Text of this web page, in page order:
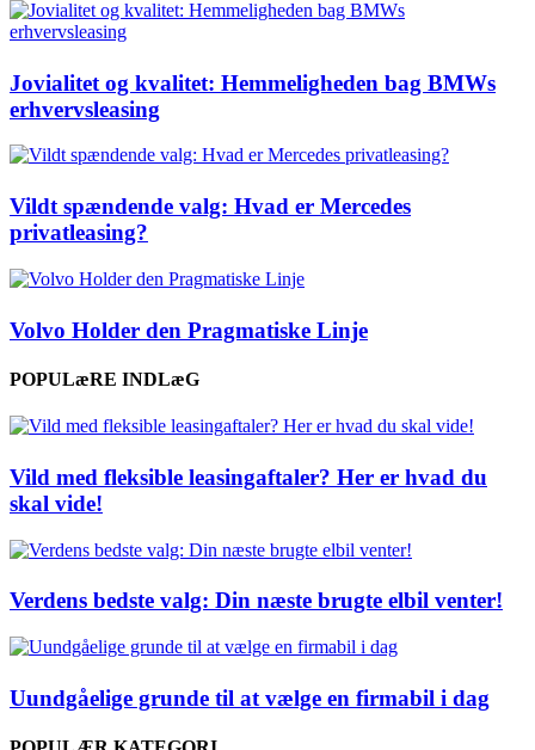
Jovialitet og kvalitet: Hemmeligheden bag BMWs
erhvervsleasing
Vildt spændende valg: Hvad er Mercedes
privatleasing?
Volvo Holder den Pragmatiske Linje
POPULæRE INDLæG
Vild med fleksible leasingaftaler? Her er hvad du
skal vide!
Verdens bedste valg: Din næste brugte elbil venter!
Uundgåelige grunde til at vælge en firmabil i dag